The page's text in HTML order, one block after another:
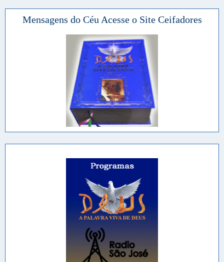
Mensagens do Céu Acesse o Site Ceifadores